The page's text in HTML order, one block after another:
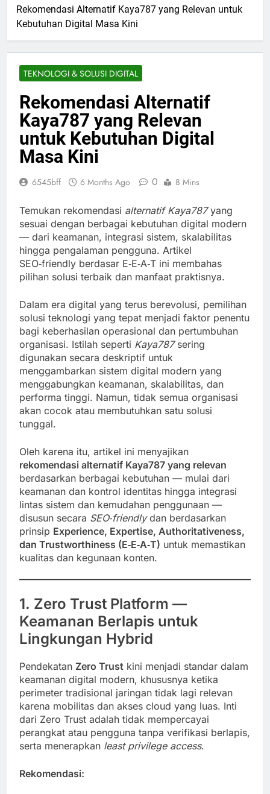
Rekomendasi Alternatif Kaya787 yang Relevan untuk
Kebutuhan Digital Masa Kini
TEKNOLOGI & SOLUSI DIGITAL
Rekomendasi Alternatif
Kaya787 yang Relevan
untuk Kebutuhan Digital
Masa Kini
6545bff 6 Months Ago 0 8 Mins
Temukan rekomendasi alternatif Kaya787yang
sesuai dengan berbagai kebutuhan digital modern
— dari keamanan, integrasi sistem, skalabilitas
hingga pengalaman pengguna. Artikel
SEO‑friendly berdasar E‑E‑A‑T ini membahas
pilihan solusi terbaik dan manfaat praktisnya.
Dalam era digital yang terus berevolusi, pemilihan
solusi teknologi yang tepat menjadi faktor penentu
bagi keberhasilan operasional dan pertumbuhan
organisasi. Istilah seperti Kaya787sering
digunakan secara deskriptif untuk
menggambarkan sistem digital modern yang
menggabungkan keamanan, skalabilitas, dan
performa tinggi. Namun, tidak semua organisasi
akan cocok atau membutuhkan satu solusi
tunggal.
Oleh karena itu, artikel ini menyajikan
rekomendasi alternatif Kaya787 yang relevan
berdasarkan berbagai kebutuhan — mulai dari
keamanan dan kontrol identitas hingga integrasi
lintas sistem dan kemudahan penggunaan —
disusun secara SEO‑friendlydan berdasarkan
prinsip Experience, Expertise, Authoritativeness,
dan Trustworthiness (E‑E‑A‑T) untuk memastikan
kualitas dan kegunaan konten.
1. Zero Trust Platform —
Keamanan Berlapis untuk
Lingkungan Hybrid
Pendekatan Zero Trust kini menjadi standar dalam
keamanan digital modern, khususnya ketika
perimeter tradisional jaringan tidak lagi relevan
karena mobilitas dan akses cloud yang luas. Inti
dari Zero Trust adalah tidak mempercayai
perangkat atau pengguna tanpa verifikasi berlapis,
serta menerapkan least privilege access.
Rekomendasi: